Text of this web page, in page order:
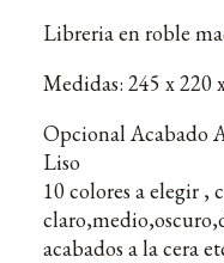
Libreria en roble
Medidas: 245 x 220
Opcional Acabado
Liso
10 colores a elegir ,
acabados a la cera